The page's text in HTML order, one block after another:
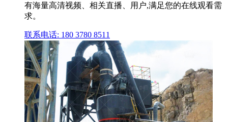
有海量高清视频、相关直播、用户,满足您的在线观看需
求。
联系电话: 180 3780 8511